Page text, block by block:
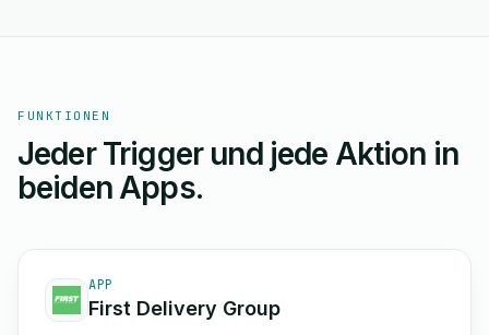
FUNKTIONEN
Jeder Trigger und jede Aktion in
beiden Apps.
APP
First Delivery Group